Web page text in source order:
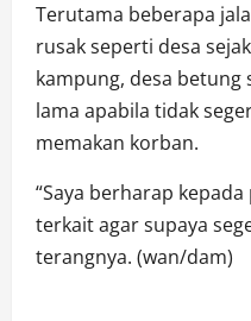
Terutama beberapa
rusak seperti desa
kampung, desa betung
lama apabila tidak
memakan korban.
“Saya berharap
terkait agar supaya
terangnya. (wan/dam)